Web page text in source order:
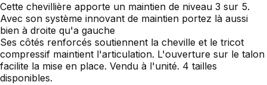
Cette chevillière apporte un maintien de niveau 3 sur 5.
Avec son système innovant de maintien portez là aussi
bien à droite qu'a gauche
Ses côtés renforcés soutiennent la cheville et le tricot
compressif maintient l'articulation. L'ouverture sur le talon
facilite la mise en place. Vendu à l'unité. 4 tailles
disponibles.